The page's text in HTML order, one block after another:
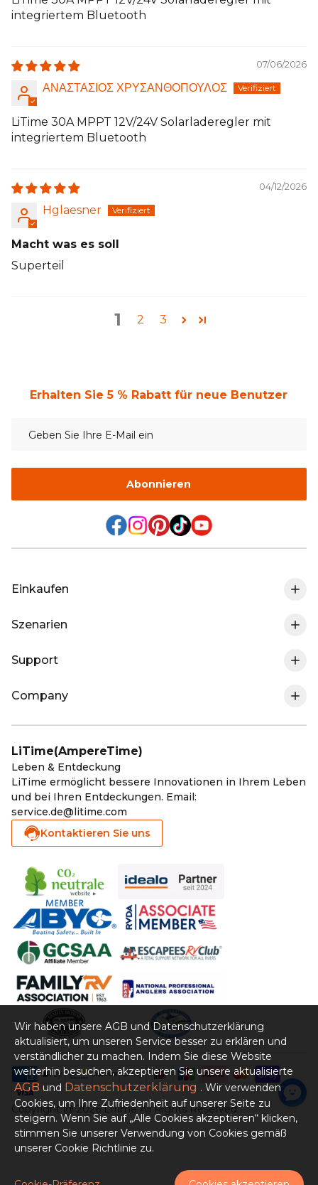
integriertem Bluetooth
07/06/2026
ΑΝΑΣΤΑΣΙΟΣ ΧΡΥΣΑΝΘΟΠΟΥΛΟΣ
LiTime 30A MPPT 12V/24V Solarladeregler mit
integriertem Bluetooth
04/12/2026
Hglaesner
Macht was es soll
Superteil
1 2 3
Erhalten Sie 5 % Rabatt für neue Benutzer
Abonnieren
Einkaufen
0% MwSt. In DE
LiFePO4-Batterie
Ladegeräte
Zubehör
Wie neu Batterien
Szenarien
Wohnmobil-Lithium-Batterie
Marine-Trolling Motor-Lithium-Batterie
Solar-Lithium-Batterie
Kälte-Lithium-Batterie
Elektromobilität-Lithium-Batterie
Support
Meine Bestellung Verfolgen
Rückgabe & Rückerstattung
Garantie registrieren
Garantie-Politik
Serviceleistung
Zahlungsarten
Datenschutz
Impressum
AGB
Intellectual Property
Widerrufsrecht
Company
LiTime-Mitgliedschaft
Affiliate Program
Blog
Kontakt
LiTime(AmpereTime)
Leben & Entdeckung
LiTime ermöglicht bessere Innovationen in Ihrem Leben
und bei Ihren Entdeckungen. Email:
service.de@litime.com
Kontaktieren Sie uns
Copyright @ 2026 LiTime All Rights Reserved
Wir haben unsere AGB und Datenschutzerklärung
aktualisiert, um unseren Service besser zu erklären und
verständlicher zu machen. Indem Sie diese Website
weiterhin besuchen, akzeptieren Sie unsere aktualisierte
AGB und Datenschutzerklärung . Wir verwenden
Cookies, um Ihre Zufriedenheit auf unserer Seite zu
steigern. Wenn Sie auf „Alle Cookies akzeptieren“ klicken,
stimmen Sie unserer Verwendung von Cookies gemäß
unserer Cookie Richtlinie zu.